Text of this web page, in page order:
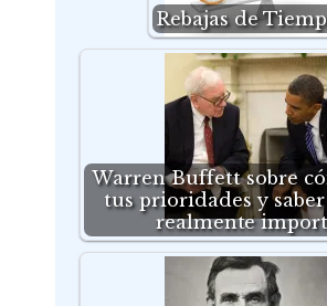
Rebajas de
Warren Buffett sobre
tus prioridades y
realmente